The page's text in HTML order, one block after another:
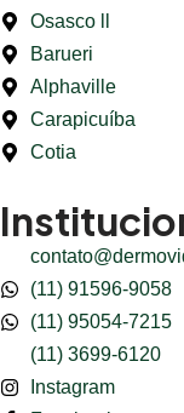
Osasco ll
Barueri
Alphaville
Carapicuíba
Cotia
(11) 91596-9058
(11) 95054-7215
(11) 3699-6120
Instagram